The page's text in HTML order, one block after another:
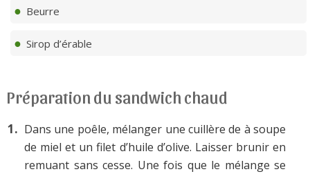
Beurre
Sirop d’érable
Préparation du sandwich chaud
Dans une poêle, mélanger une cuillère de à soupe
de miel et un filet d’huile d’olive. Laisser brunir en
remuant sans cesse. Une fois que le mélange se